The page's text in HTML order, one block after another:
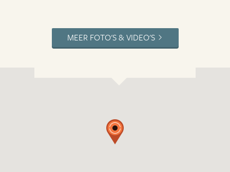
MEER FOTO'S & VIDEO'S